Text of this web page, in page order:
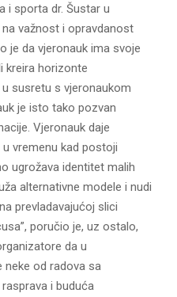
i sporta dr. Šustar u
važnost i opravdanost
je da vjeronauk ima svoje
kreira horizonte
susretu s vjeronaukom
je isto tako pozvan
Vjeronauk daje
vremenu kad postoji
ugrožava identitet malih
alternativne modele i nudi
prevladavajućoj slici
poručio je, uz ostalo,
da u
neke od radova sa
i buduća